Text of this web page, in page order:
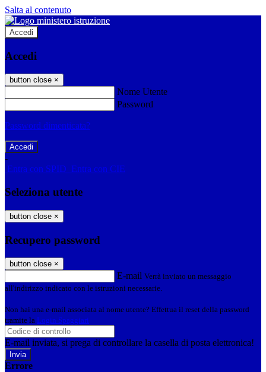
Salta al contenuto
Accedi
Accedi
button close ×
Nome Utente
Password
Password dimenticata?
-
Entra con SPID Entra con CIE
Seleziona utente
button close ×
Recupero password
button close ×
E-mail Verrà inviato un messaggio
all'indirizzo indicato con le istruzioni necessarie.
Non hai una e-mail associata al nome utente? Effettua il reset della password
tramite la Login Spaggiari
E-mail inviata, si prega di controllare la casella di posta elettronica!
Errore